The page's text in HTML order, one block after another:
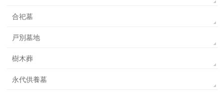
合祀墓
戸別墓地
樹木葬
永代供養墓